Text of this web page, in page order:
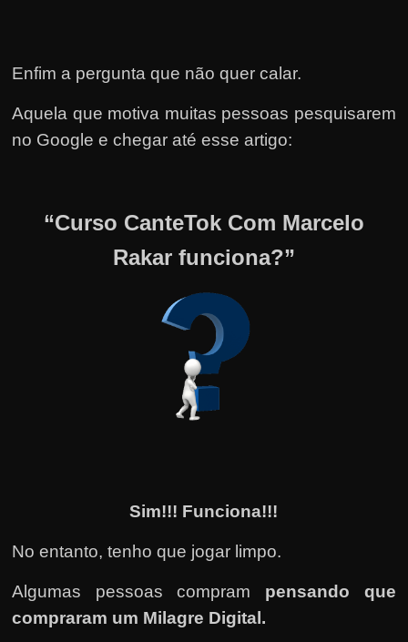
Enfim a pergunta que não quer calar.
Aquela que motiva muitas pessoas pesquisarem
no Google e chegar até esse artigo:
“Curso CanteTok Com Marcelo
Rakar funciona?”
Sim!!! Funciona!!!
No entanto, tenho que jogar limpo.
Algumas pessoas compram pensando que
compraram um Milagre Digital.